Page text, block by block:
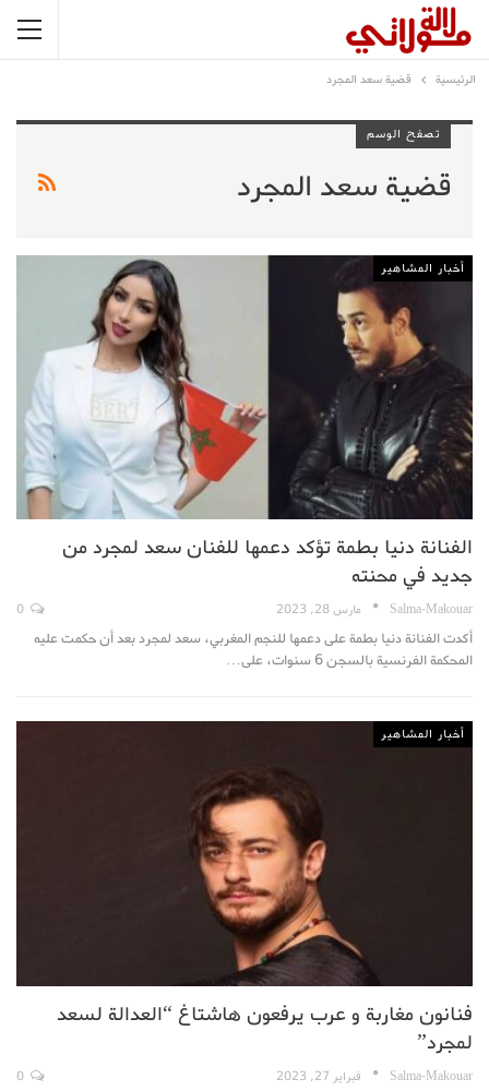
الرئيسية قضية سعد المجرد
تصفح الوسم
قضية سعد المجرد
أخبار المشاهير
الفنانة دنيا بطمة تؤكد دعمها للفنان سعد لمجرد من
جديد في محنته
Salma-Makouar مارس 28, 2023
أكدت الفنانة دنيا بطمة على دعمها للنجم المغربي، سعد لمجرد بعد أن حكمت عليه
المحكمة الفرنسية بالسجن 6 سنوات، على…
أخبار المشاهير
فنانون مغاربة و عرب يرفعون هاشتاغ “العدالة لسعد
لمجرد”
Salma-Makouar فبراير 27, 2023